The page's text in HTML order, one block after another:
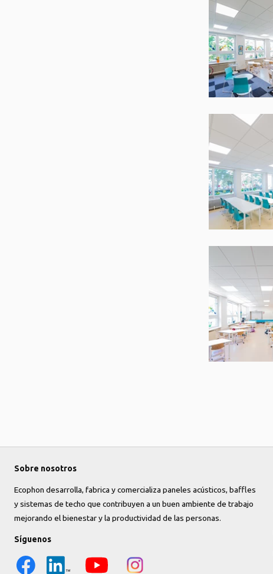
Sobre nosotros
Ecophon desarrolla, fabrica y comercializa paneles acústicos, baffles
y sistemas de techo que contribuyen a un buen ambiente de trabajo
mejorando el bienestar y la productividad de las personas.
Síguenos